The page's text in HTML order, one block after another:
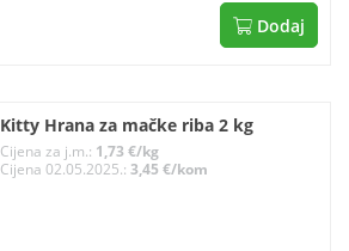
Dodaj
Kitty Hrana za mačke riba 2 kg
Cijena za j.m.: 1,73 €/kg
Cijena 02.05.2025.: 3,45 €/kom